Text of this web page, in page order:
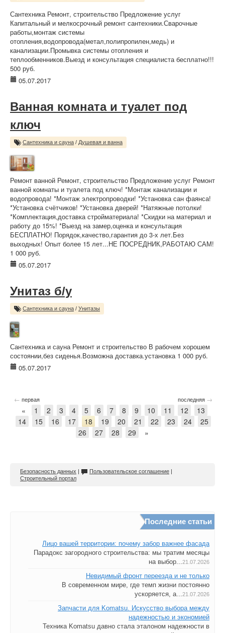
Сантехника Ремонт, строительство Предложение услуг
Капитальный и мелкосрочный ремонт сантехники.Сварочные
работы,монтаж системы
отопления,водопровода(метал,полипропилен,медь) и
канализации.Промывка системы отопления и
теплообменников.Выезд и консультация специалиста бесплатно!!!
500 руб.
05.07.2017
Ванная комната и туалет под
ключ
Сантехника и сауна / Душевая и ванна
Ремонт ванной Ремонт, строительство Предложение услуг Ремонт
ванной комнаты и туалета под ключ! *Монтаж канализации и
водопровода! *Монтаж электропроводки! *Установка сан фаянса!
*Установка счётчиков! *Установка дверей! *Натяжные потолки!
*Комплектация,доставка стройматериала! *Скидки на материал и
работу до 15%! *Выезд на замер,оценка и консультация
БЕСПЛАТНО! Порядок,качество,гарантия до 3-х лет.Без
выходных! Опыт более 15 лет...НЕ ПОСРЕДНИК,РАБОТАЮ САМ!
1 000 руб.
05.07.2017
Унитаз б/у
Сантехника и сауна / Унитазы
Сантехника и сауна Ремонт и строительство В рабочем хорошем
состоянии,без сиденья.Возможна доставка.установка 1 000 руб.
05.07.2017
← первая последняя →
« 1 2 3 4 5 6 7 8 9 10 11 12
13
14
15 16 17 18 19 20 21 22 23 24
25
26
27 28 29 »
Безопасность данных Пользовательское соглашение
Строительный портал
Последние статьи
Лицо вашей территории: почему забор важнее фасада
Парадокс загородного строительства: мы тратим месяцы
на выбор...21.07.2026
Невидимый фронт переезда и не только
В современном мире, где темп жизни постоянно
ускоряется, а...21.07.2026
Запчасти для Komatsu. Искусство выбора между
надежностью и экономией
Техника Komatsu давно стала эталоном надежности в